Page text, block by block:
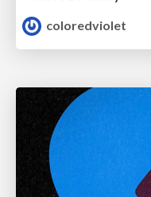
coloredviolet